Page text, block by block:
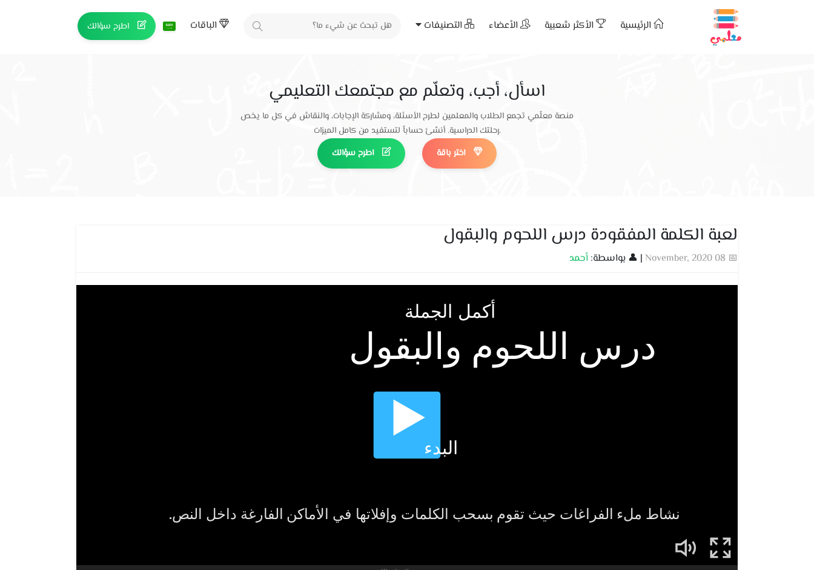
الرئيسية الأكثر شعبية الأعضاء التصنيفات الباقات اطرح سؤالك
اسأل، أجب، وتعلّم مع مجتمعك التعليمي
منصة معلّمي تجمع الطلاب والمعلمين لطرح الأسئلة، ومشاركة الإجابات، والنقاش في كل ما يخص
رحلتك الدراسية. أنشئ حساباً لتستفيد من كامل الميزات.
اطرح سؤالك
اختر باقة
لعبة الكلمة المفقودة درس اللحوم والبقول
📅 08 November, 2020 | 👤 بواسطة: أحمد